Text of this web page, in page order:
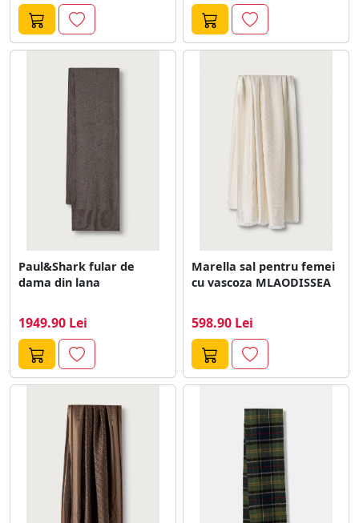
Paul&Shark fular de
dama din lana
1949.90 Lei
Marella sal pentru femei
cu vascoza MLAODISSEA
598.90 Lei